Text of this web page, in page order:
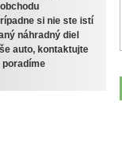
si nie ste istí
náhradný diel
auto, kontaktujte
poradíme